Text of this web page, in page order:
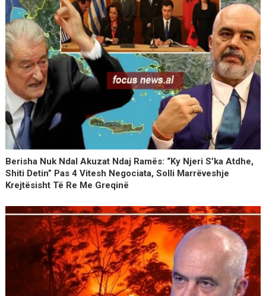
Berisha Nuk Ndal Akuzat Ndaj Ramës: “Ky Njeri S’ka Atdhe,
Shiti Detin” Pas 4 Vitesh Negociata, Solli Marrëveshje
Krejtësisht Të Re Me Greqinë